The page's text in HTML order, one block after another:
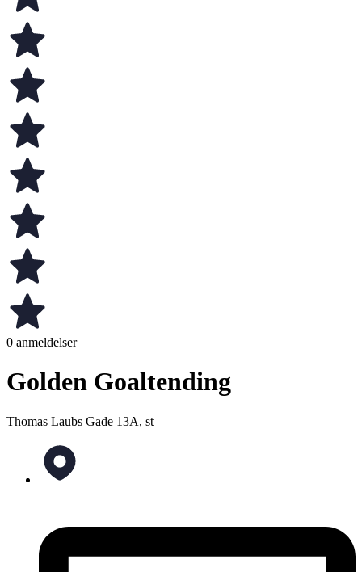
0 anmeldelser
Golden Goaltending
Thomas Laubs Gade 13A, st